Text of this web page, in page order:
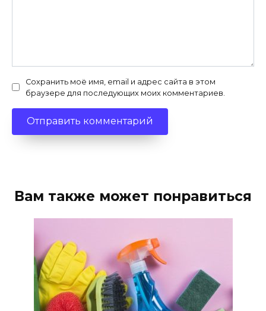
Сохранить моё имя, email и адрес сайта в этом
браузере для последующих моих комментариев.
Вам также может понравиться